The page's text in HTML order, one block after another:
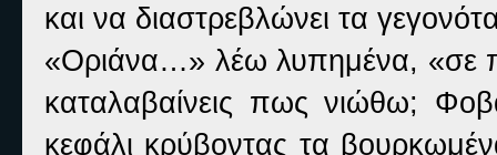
και να διαστρεβλώνει τα
«Οριάνα…» λέω λυπημένα, «σε
καταλαβαίνεις πως νιώθω;
κεφάλι κρύβοντας τα